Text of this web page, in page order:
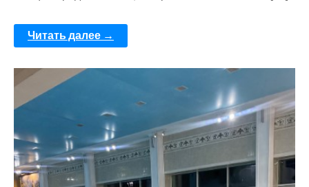
Читать далее →